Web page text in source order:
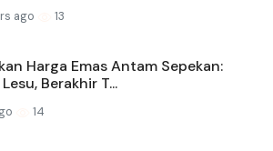
ago 13
Harga Emas Antam Sepekan:
Berakhir T...
14